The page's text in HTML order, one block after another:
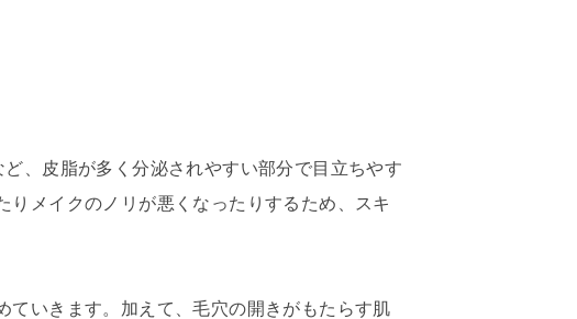
、皮脂が多く分泌されやすい部分で目立ちやす
メイクのノリが悪くなったりするため、スキ
ていきます。加えて、毛穴の開きがもたらす肌